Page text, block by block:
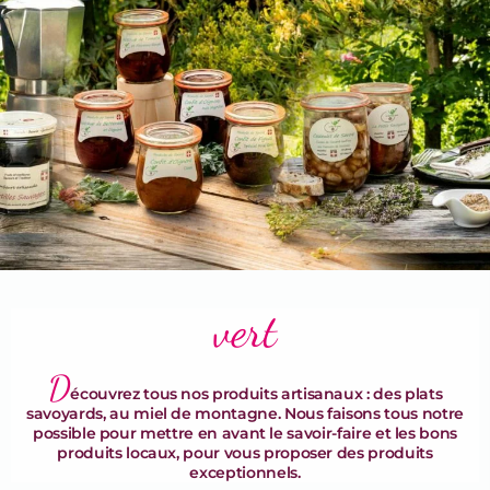
vert
Découvrez tous nos produits artisanaux : des plats
savoyards, au miel de montagne. Nous faisons tous notre
possible pour mettre en avant le savoir-faire et les bons
produits locaux, pour vous proposer des produits
exceptionnels.